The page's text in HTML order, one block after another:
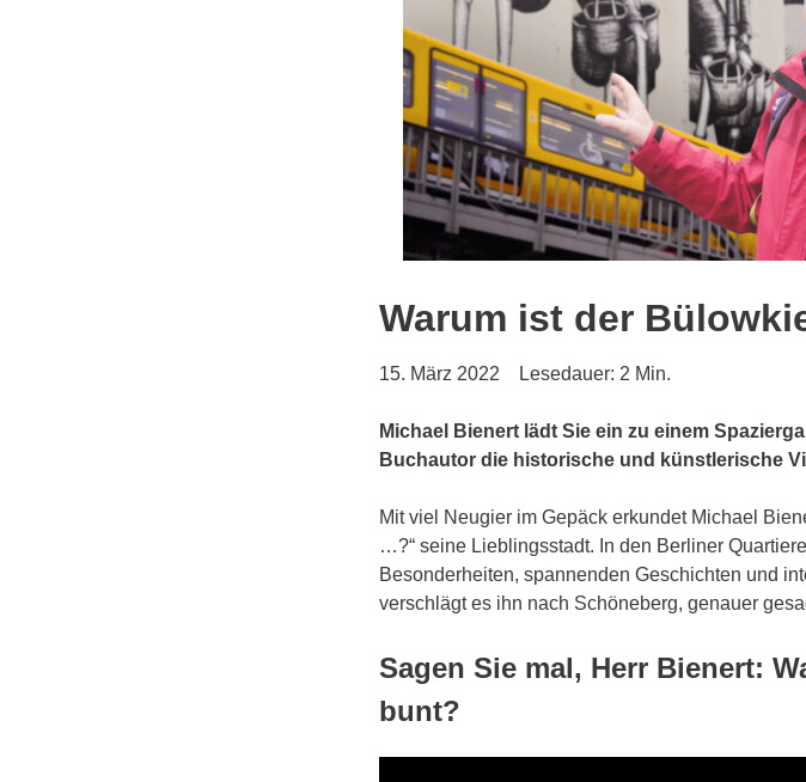
Warum ist der
15. März 2022 Lesedauer: 2 Min.
Michael Bienert lädt Sie ein zu einem
Buchautor die historische und künstlerische
Mit viel Neugier im Gepäck erkundet Michael
…?“ seine Lieblingsstadt. In den Berliner
Besonderheiten, spannenden Geschichten und
verschlägt es ihn nach Schöneberg, genauer
Sagen Sie mal, Herr Bienert:
bunt?